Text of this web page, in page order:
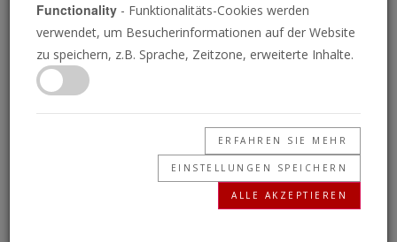
06.01.2017 • 26 Minuten
Sagt die Bibel, dass wir bestimmte Tage heilig
halten sollen? Oder galten diese Tage nur für
das alte Israel? Die Antwort der Bibel könnte
Functionality - Funktionalitäts-Cookies werden
verwendet, um Besucherinformationen auf der Website
zu speichern, z.B. Sprache, Zeitzone, erweiterte Inhalte.
ERFAHREN SIE MEHR
EINSTELLUNGEN SPEICHERN
ALLE AKZEPTIEREN